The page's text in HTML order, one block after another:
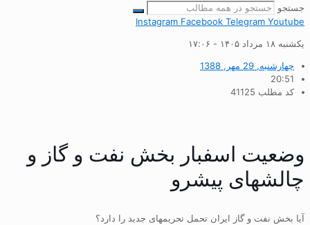
جستجو
Instagram Facebook Telegram Youtube
یکشنبه ۱۸ مرداد ۱۴۰۵ - ۱۷:۰۶
چهارشنبه, 29 مهر, 1388
20:51
کد مطلب 41125
وضعیت اسفبار بخش نفت و گاز و
چالشهای پیشرو
آیا بخش نفت و گاز ایران تحمل تحریمهای جدید را دارد؟